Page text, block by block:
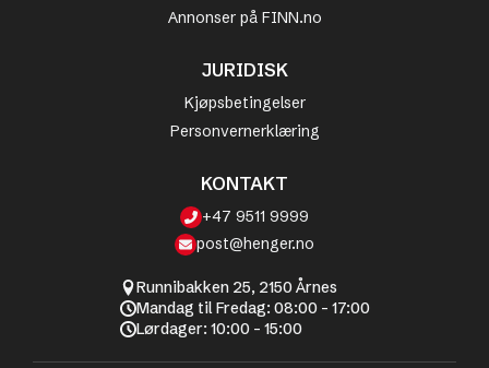
Annonser på FINN.no
JURIDISK
Kjøpsbetingelser
Personvernerklæring
KONTAKT
+47 9511 9999
post@henger.no
Runnibakken 25, 2150 Årnes
Mandag til Fredag: 08:00 - 17:00
Lørdager: 10:00 - 15:00